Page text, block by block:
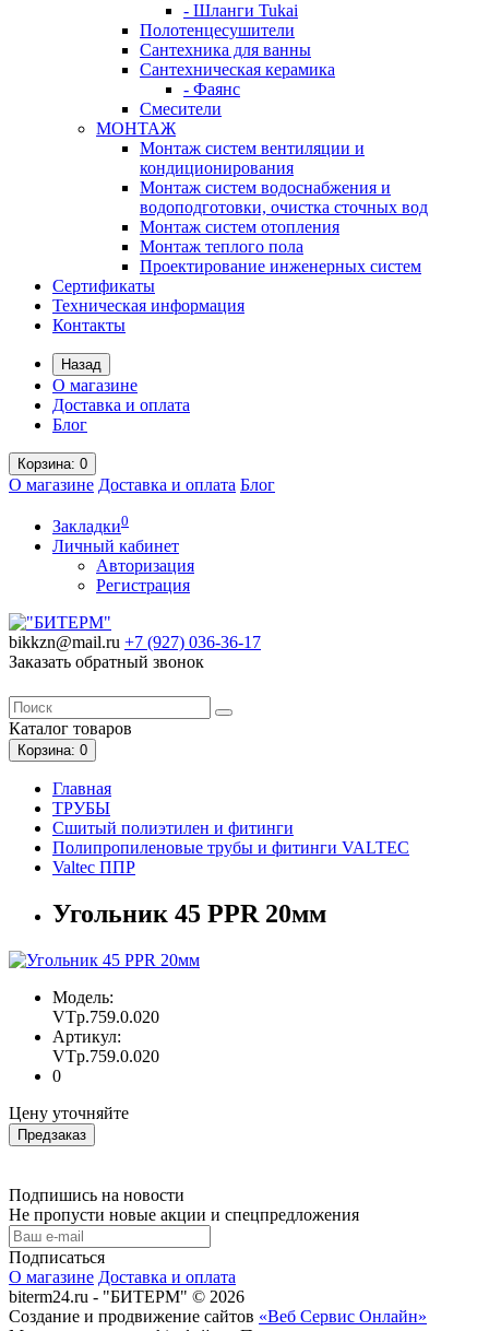
- Шланги Tukai
Полотенцесушители
Сантехника для ванны
Сантехническая керамика
- Фаянс
Смесители
МОНТАЖ
Монтаж систем вентиляции и
кондиционирования
Монтаж систем водоснабжения и
водоподготовки, очистка сточных вод
Монтаж систем отопления
Монтаж теплого пола
Проектирование инженерных систем
Сертификаты
Техническая информация
Контакты
Назад
О магазине
Доставка и оплата
Блог
Корзина: 0
О магазине Доставка и оплата Блог
Закладки0
Личный кабинет
Авторизация
Регистрация
bikkzn@mail.ru +7 (927) 036-36-17
Заказать обратный звонок
Каталог товаров
Корзина: 0
Главная
ТРУБЫ
Сшитый полиэтилен и фитинги
Полипропиленовые трубы и фитинги VALTEC
Valtec ППР
Угольник 45 PPR 20мм
Модель:
VTp.759.0.020
Артикул:
VTp.759.0.020
0
Цену уточняйте
Предзаказ
Подпишись на новости
Не пропусти новые акции и спецпредложения
Подписаться
О магазине Доставка и оплата
biterm24.ru - "БИТЕРМ" © 2026
Создание и продвижение сайтов «Веб Сервис Онлайн»